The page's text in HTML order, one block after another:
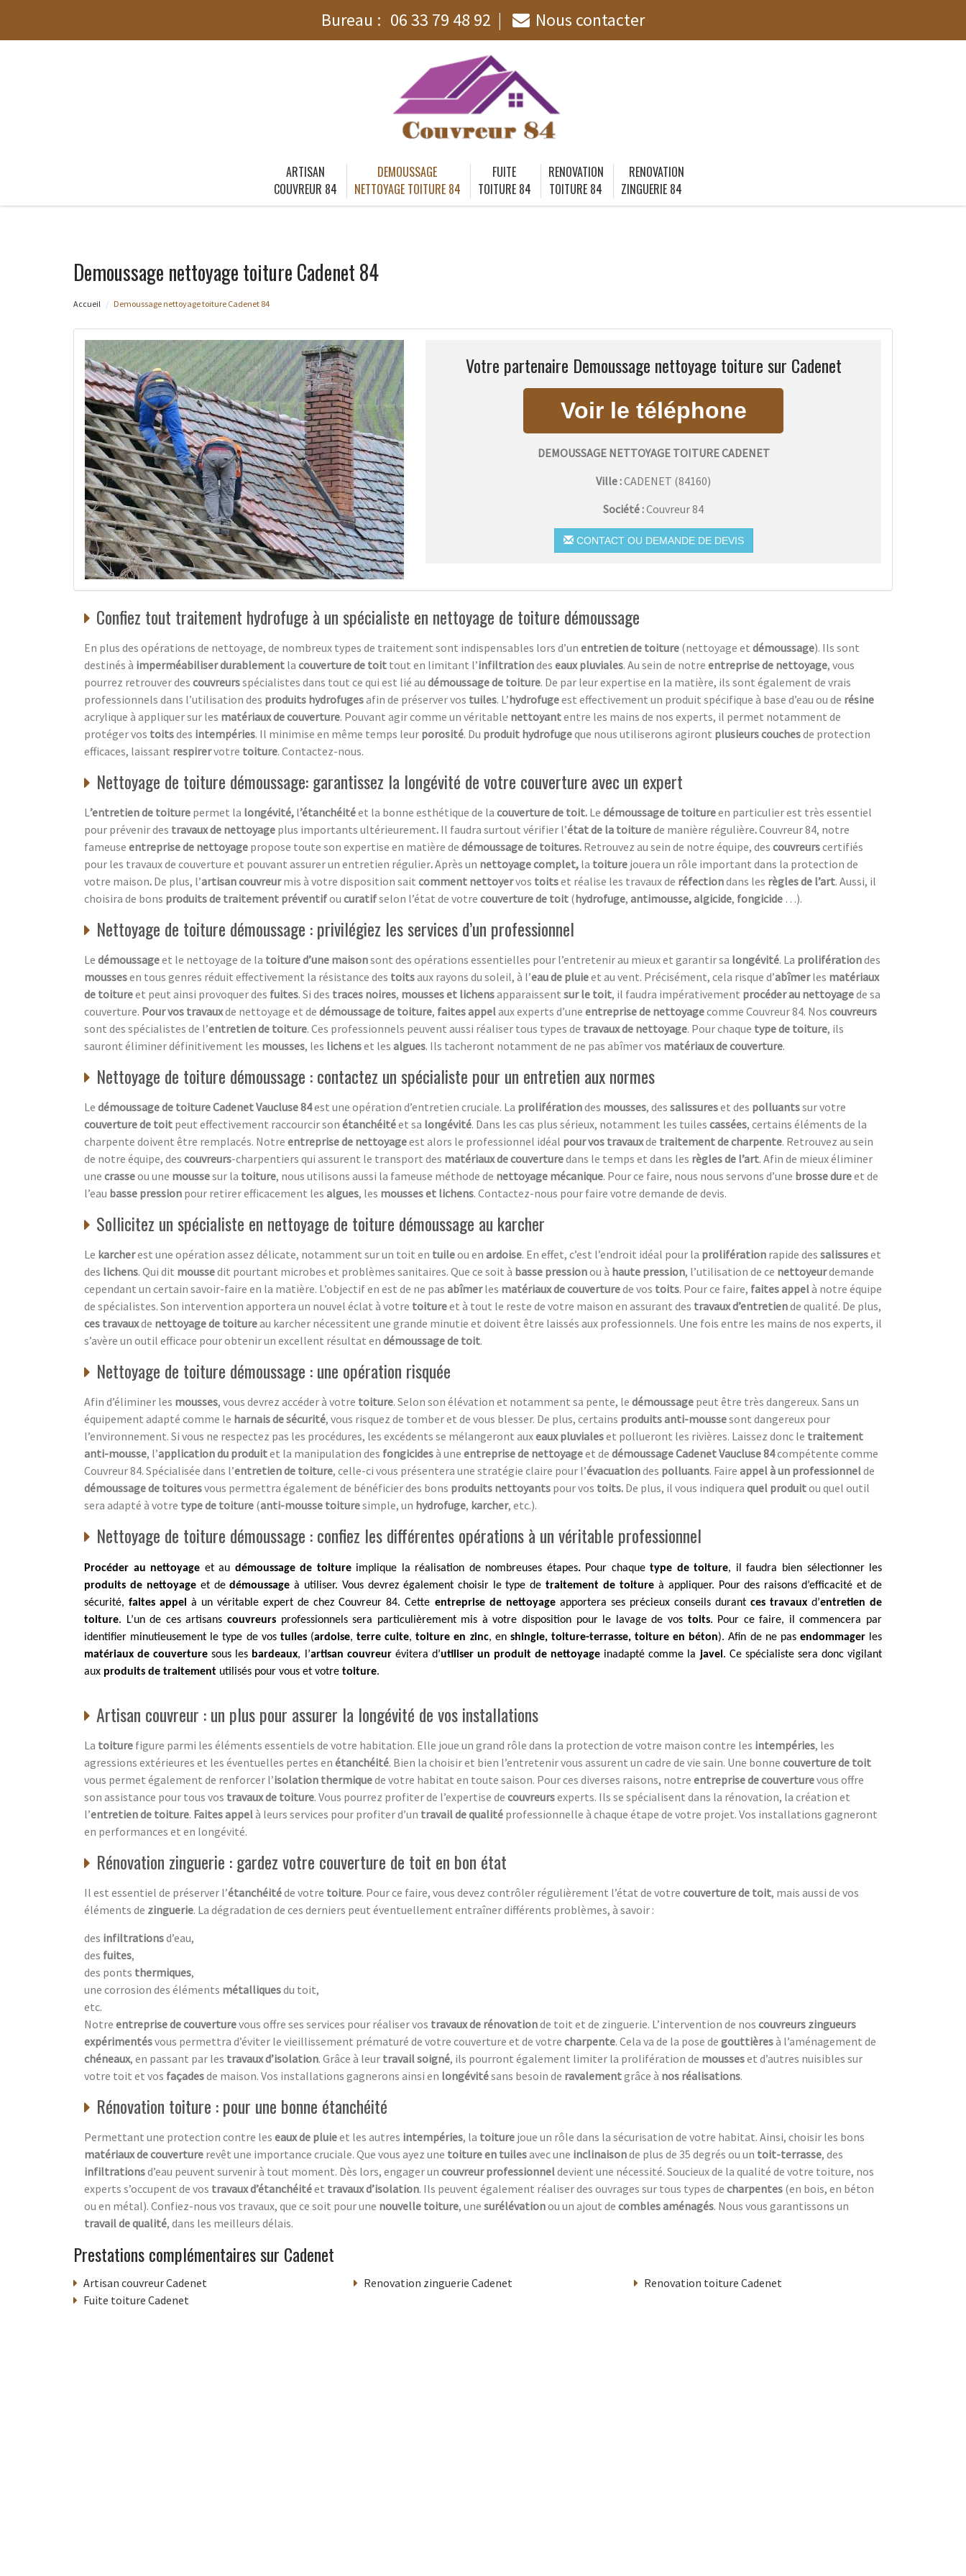
Bureau : 06 33 79 48 92 Nous contacter
ARTISAN
COUVREUR 84
DEMOUSSAGE
NETTOYAGE TOITURE 84
FUITE
TOITURE 84
RENOVATION
TOITURE 84
RENOVATION
ZINGUERIE 84
Demoussage nettoyage toiture Cadenet 84
Accueil Demoussage nettoyage toiture Cadenet 84
Votre partenaire Demoussage nettoyage toiture sur Cadenet
DEMOUSSAGE NETTOYAGE TOITURE CADENET
Ville :CADENET (84160)
Société :Couvreur 84
CONTACT OU DEMANDE DE DEVIS
Confiez tout traitement hydrofuge à un spécialiste en nettoyage de toiture démoussage
En plus des opérations de nettoyage, de nombreux types de traitement sont indispensables lors d’un entretien de toiture (nettoyage et démoussage). Ils sont
destinés à imperméabiliser durablement la couverture de toit tout en limitant l’infiltrationdes eaux pluviales. Au sein de notre entreprise de nettoyage, vous
pourrez retrouver des couvreursspécialistes dans tout ce qui est lié au démoussage de toiture. De par leur expertise en la matière, ils sont également de vrais
professionnels dans l’utilisation des produits hydrofugesafin de préserver vos tuiles. L’hydrofugeest effectivement un produit spécifique à base d’eau ou de résine
acrylique à appliquer sur les matériaux de couverture. Pouvant agir comme un véritable nettoyantentre les mains de nos experts, il permet notamment de
protéger vos toitsdes intempéries. Il minimise en même temps leur porosité. Du produit hydrofugeque nous utiliserons agiront plusieurs couchesde protection
efficaces, laissant respirervotre toiture. Contactez-nous.
Nettoyage de toiture démoussage: garantissez la longévité de votre couverture avec un expert
L ’entretien de toiture permet la longévité, l’étanchéitéet la bonne esthétique de la couverture de toit. Le démoussage de toitureen particulier est très essentiel
pour prévenir des travaux de nettoyage plus importants ultérieurement. Il faudra surtout vérifier l’état de la toiturede manière régulière.Couvreur 84, notre
fameuse entreprise de nettoyage propose toute son expertise en matière de démoussage de toitures. Retrouvez au sein de notre équipe, des couvreurscertifiés
pour les travaux de couverture et pouvant assurer un entretien régulier.Après un nettoyage complet, la toiture jouera un rôle important dans la protection de
votre maison. De plus, l’artisan couvreurmis à votre disposition sait comment nettoyervos toitset réalise les travaux de réfectiondans les règles de l’art. Aussi, il
choisira de bons produits de traitement préventifou curatifselon l’état de votre couverture de toit (hydrofuge, antimousse, algicide, fongicide …).
Nettoyage de toiture démoussage : privilégiez les services d’un professionnel
Le démoussageet le nettoyage de la toiture d’une maisonsont des opérations essentielles pour l’entretenir au mieux et garantir sa longévité. La proliférationdes
moussesen tous genres réduit effectivement la résistance des toitsaux rayons du soleil, à l’eau de pluieet au vent. Précisément, cela risque d’abîmerles matériaux
de toitureet peut ainsi provoquer des fuites. Si des traces noires, mousses et lichensapparaissent sur le toit, il faudra impérativement procéder au nettoyagede sa
couverture. Pour vos travauxde nettoyage et de démoussage de toiture, faites appelaux experts d’une entreprise de nettoyagecomme Couvreur 84. Nos couvreurs
sont des spécialistes de l’entretien de toiture. Ces professionnels peuvent aussi réaliser tous types de travaux de nettoyage. Pour chaque type de toiture, ils
sauront éliminer définitivement les mousses, les lichenset les algues. Ils tacheront notamment de ne pas abîmer vos matériaux de couverture.
Nettoyage de toiture démoussage : contactez un spécialiste pour un entretien aux normes
Le démoussage de toiture Cadenet Vaucluse 84est une opération d’entretien cruciale. La proliférationdes mousses, des salissureset des polluantssur votre
couverture de toit peut effectivement raccourcir son étanchéitéet sa longévité. Dans les cas plus sérieux, notamment les tuiles cassées, certains éléments de la
charpente doivent être remplacés. Notre entreprise de nettoyageest alors le professionnel idéal pour vos travauxde traitement de charpente. Retrouvez au sein
de notre équipe, des couvreurs-charpentiers qui assurent le transport des matériaux de couverturedans le temps et dans les règles de l’art. Afin de mieux éliminer
une crasseou une moussesur la toiture, nous utilisons aussi la fameuse méthode de nettoyage mécanique. Pour ce faire, nous nous servons d’une brosse dureet de
l’eau basse pression pour retirer efficacement les algues, les mousses et lichens. Contactez-nous pour faire votre demande de devis.
Sollicitez un spécialiste en nettoyage de toiture démoussage au karcher
Le karcherest une opération assez délicate, notamment sur un toit en tuileou en ardoise. En effet, c’est l’endroit idéal pour la prolifération rapide des salissureset
des lichens. Qui dit moussedit pourtant microbes et problèmes sanitaires. Que ce soit à basse pressionou à haute pression, l’utilisation de ce nettoyeurdemande
cependant un certain savoir-faire en la matière. L’objectif en est de ne pas abîmerles matériaux de couverturede vos toits. Pour ce faire, faites appelà notre équipe
de spécialistes. Son intervention apportera un nouvel éclat à votre toitureet à tout le reste de votre maison en assurant des travaux d’entretiende qualité. De plus,
ces travauxde nettoyage de toitureau karcher nécessitent une grande minutie et doivent être laissés aux professionnels. Une fois entre les mains de nos experts, il
s’avère un outil efficace pour obtenir un excellent résultat en démoussage de toit.
Nettoyage de toiture démoussage : une opération risquée
Afin d’éliminer les mousses, vous devrez accéder à votre toiture. Selon son élévation et notamment sa pente, le démoussage peut être très dangereux. Sans un
équipement adapté comme le harnais de sécurité, vous risquez de tomber et de vous blesser. De plus, certains produits anti-moussesont dangereux pour
l’environnement. Si vous ne respectez pas les procédures, les excédents se mélangeront auxeaux pluvialeset pollueront les rivières. Laissez donc le traitement
anti-mousse, l’application du produitet la manipulation des fongicidesà une entreprise de nettoyageet de démoussage Cadenet Vaucluse 84compétente comme
Couvreur 84. Spécialisée dans l’entretien de toiture, celle-ci vous présentera une stratégie claire pour l’évacuationdes polluants. Faire appel à un professionnelde
démoussage de toituresvous permettra également de bénéficier des bons produits nettoyants pour vos toits. De plus, il vous indiquera quel produitou quel outil
sera adapté à votre type de toiture (anti-mousse toituresimple, un hydrofuge, karcher, etc.).
Nettoyage de toiture démoussage : confiez les différentes opérations à un véritable professionnel
Procéder au nettoyage et au démoussage de toiture implique la réalisation de nombreuses étapes. Pour chaquetype de toiture, il faudra bien sélectionner les
produits de nettoyage et dedémoussage à utiliser. Vous devrez également choisir le type detraitement de toiture à appliquer. Pour des raisons d’efficacité et de
sécurité,faites appel à un véritable expert de chez Couvreur 84. Cette entreprise de nettoyageapportera ses précieux conseils durant ces travauxd’entretien de
toiture. L’un de ces artisans couvreurs professionnels sera particulièrement mis à votre disposition pour le lavage de vos toits. Pour ce faire, il commencera par
identifier minutieusement le type de vos tuiles(ardoise, terre cuite,toiture en zinc, en shingle, toiture-terrasse, toiture en béton). Afin de ne pas endommagerles
matériaux de couverture sous les bardeaux, l’artisan couvreur évitera d’utiliser un produit de nettoyage inadapté comme la javel . Ce spécialiste sera donc vigilant
aux produits de traitement utilisés pour vous et votre toiture.
Artisan couvreur : un plus pour assurer la longévité de vos installations
La toiture figure parmi les éléments essentiels de votre habitation. Elle joue un grand rôle dans la protection de votre maison contre les intempéries, les
agressions extérieures et les éventuelles pertes en étanchéité. Bien la choisir et bien l’entretenir vous assurent un cadre de vie sain. Une bonne couverture de toit
vous permet également de renforcer l’isolation thermiquede votre habitat en toute saison. Pour ces diverses raisons, notre entreprise de couverturevous offre
son assistance pour tous vos travaux de toiture. Vous pourrez profiter de l’expertise de couvreursexperts. Ils se spécialisent dans la rénovation, la création et
l’entretien de toiture. Faites appelà leurs services pour profiter d’un travail de qualité professionnelle à chaque étape de votre projet. Vos installations gagneront
en performances et en longévité.
Rénovation zinguerie : gardez votre couverture de toit en bon état
Il est essentiel de préserver l’étanchéitéde votre toiture. Pour ce faire, vous devez contrôler régulièrement l’état de votre couverture de toit, mais aussi de vos
éléments de zinguerie. La dégradation de ces derniers peut éventuellement entraîner différents problèmes, à savoir :
des infiltrationsd’eau,
des fuites,
des ponts thermiques,
une corrosion des éléments métalliquesdu toit,
etc.
Notre entreprise de couverturevous offre ses services pour réaliser vos travaux de rénovationde toit et de zinguerie. L’intervention de nos couvreurs zingueurs
expérimentésvous permettra d’éviter le vieillissement prématuré de votre couverture et de votre charpente. Cela va de la pose de gouttièresà l’aménagement de
chéneaux, en passant par les travaux d’isolation. Grâce à leur travail soigné, ils pourront également limiter la prolifération de mousseset d’autres nuisibles sur
votre toit et vos façadesde maison. Vos installations gagnerons ainsi en longévitésans besoin de ravalementgrâce à nos réalisations.
Rénovation toiture : pour une bonne étanchéité
Permettant une protection contre les eaux de pluieet les autres intempéries, la toiture joue un rôle dans la sécurisation de votre habitat. Ainsi, choisir les bons
matériaux de couverture revêt une importance cruciale. Que vous ayez une toiture en tuilesavec une inclinaisonde plus de 35 degrés ou un toit-terrasse, des
infiltrationsd’eau peuvent survenir à tout moment. Dès lors, engager un couvreur professionneldevient une nécessité. Soucieux de la qualité de votre toiture, nos
experts s’occupent de vos travaux d’étanchéitéet travaux d’isolation. Ils peuvent également réaliser des ouvrages sur tous types de charpentes (en bois, en béton
ou en métal). Confiez-nous vos travaux, que ce soit pour une nouvelle toiture, une surélévationou un ajout de combles aménagés. Nous vous garantissons un
travail de qualité, dans les meilleurs délais.
Prestations complémentaires sur Cadenet
Artisan couvreur Cadenet
Fuite toiture Cadenet
Renovation zinguerie Cadenet Renovation toiture Cadenet